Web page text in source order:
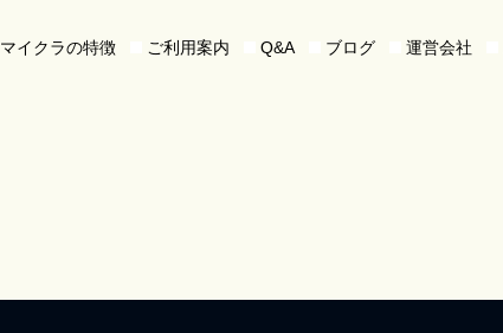
マイクラの特徴 ご利用案内 Q&A ブログ 運営会社